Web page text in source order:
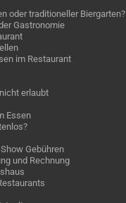
oder traditioneller Biergarten?
Gastronomie
im Restaurant
erlaubt
Essen
Gebühren
und Rechnung